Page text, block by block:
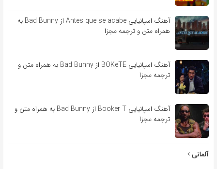
آهنگ اسپانیایی Antes que se acabe از Bad Bunny به
همراه متن و ترجمه مجزا
آهنگ اسپانیایی BOKeTE از Bad Bunny به همراه متن و
ترجمه مجزا
آهنگ اسپانیایی Booker T از Bad Bunny به همراه متن و
ترجمه مجزا
آلمانی